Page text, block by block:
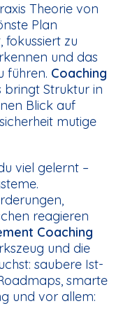
Theorie von
Plan
fokussiert zu
und das
führen. Coaching
bringt Struktur in
Blick auf
mutige
viel gelernt –
reagieren
Coaching
und die
saubere Ist-
smarte
und vor allem: